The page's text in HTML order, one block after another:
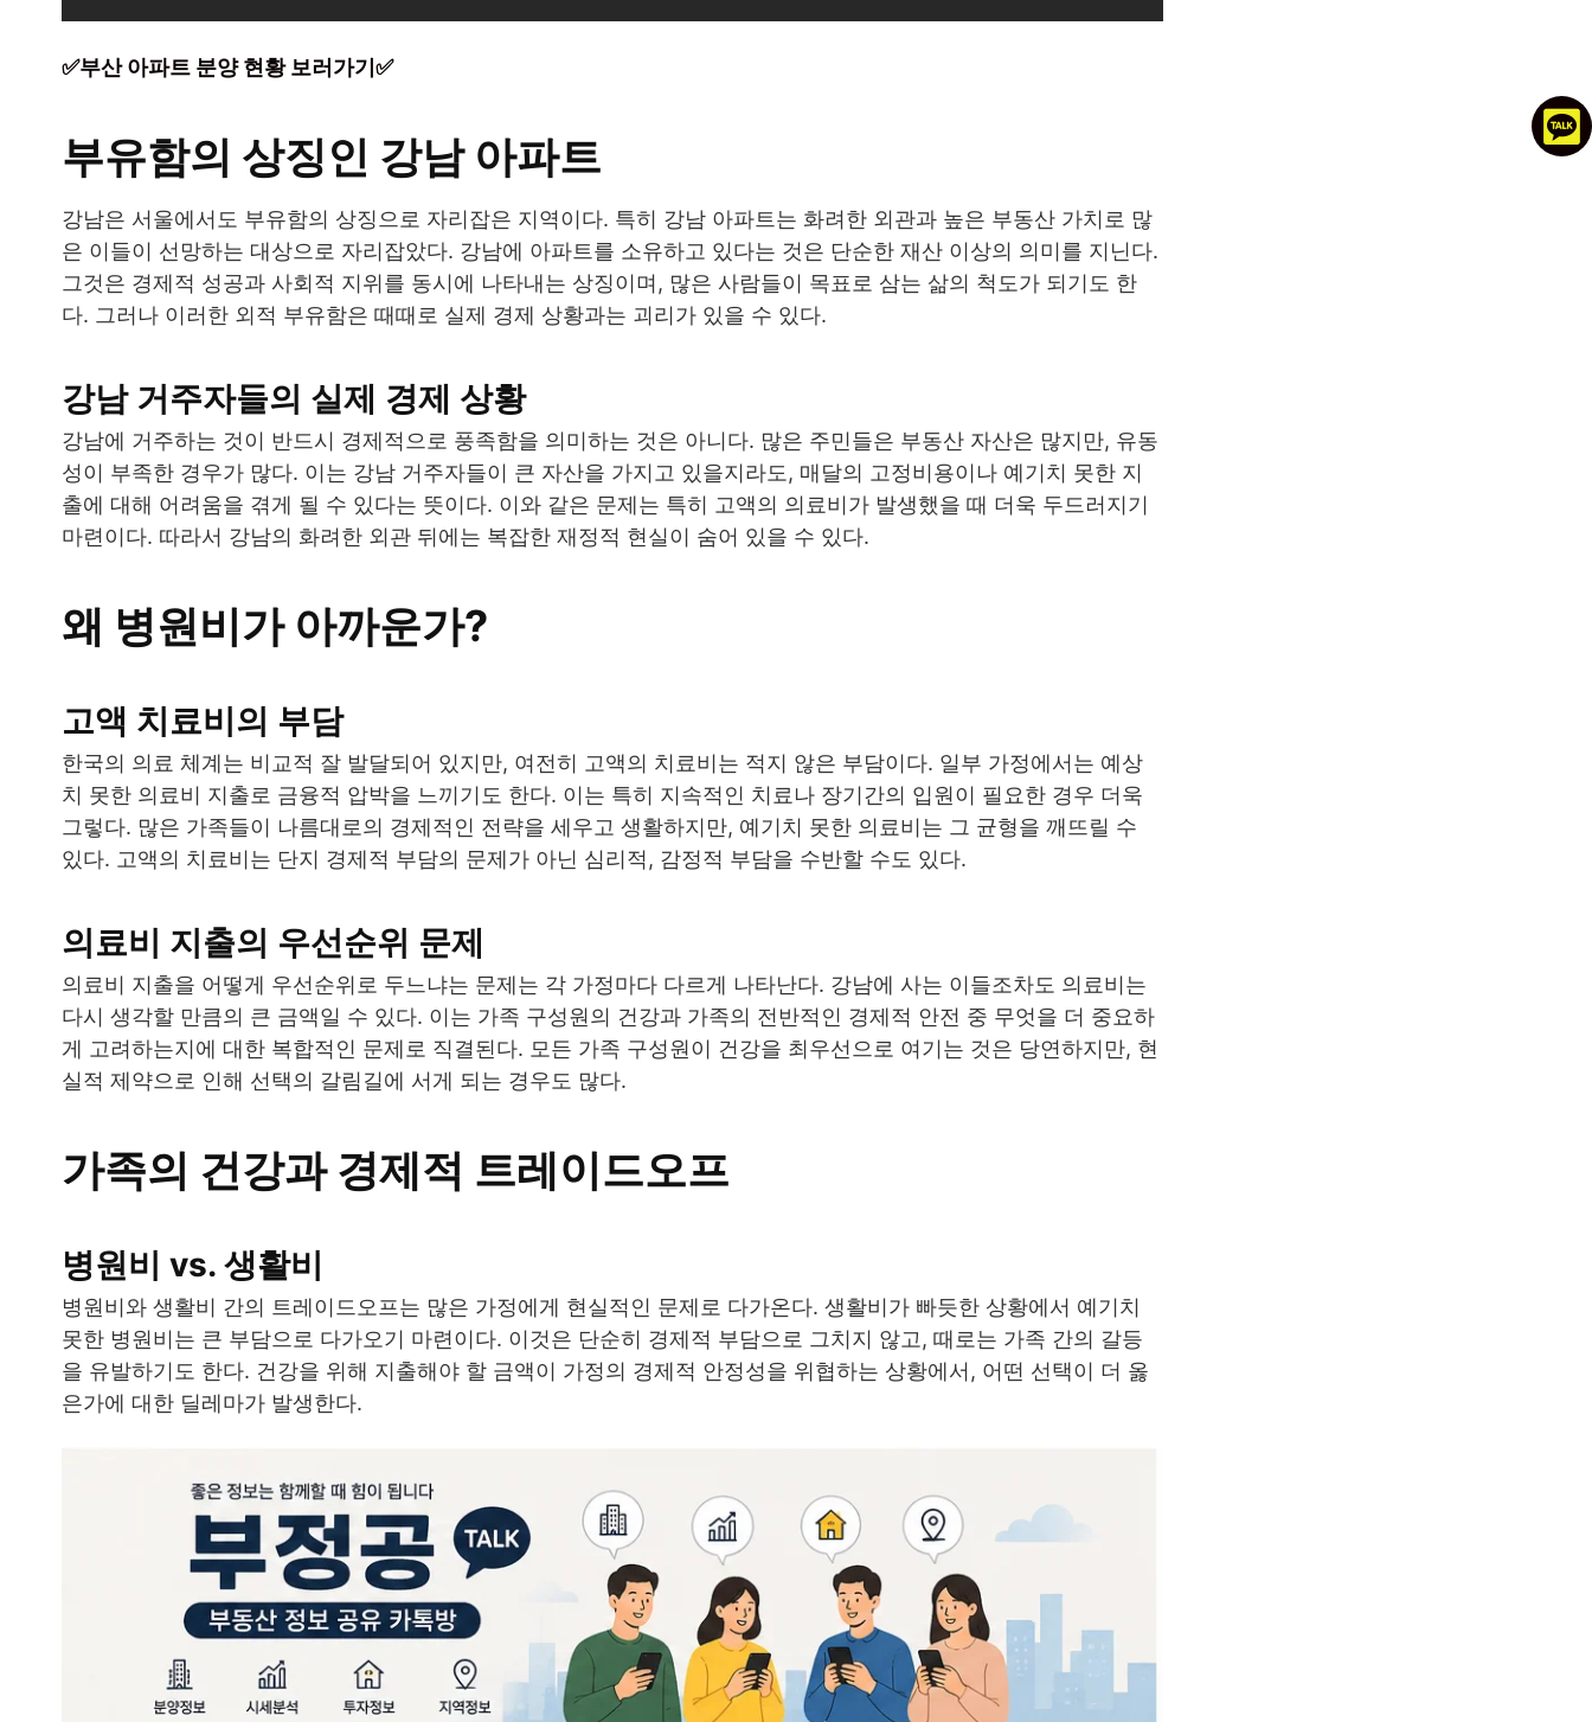
✅부산 아파트 분양 현황 보러가기✅
부유함의 상징인 강남 아파트
강남은 서울에서도 부유함의 상징으로 자리잡은 지역이다. 특히 강남 아파트는 화려한 외관과 높은 부동산 가치로 많
은 이들이 선망하는 대상으로 자리잡았다. 강남에 아파트를 소유하고 있다는 것은 단순한 재산 이상의 의미를 지닌다.
그것은 경제적 성공과 사회적 지위를 동시에 나타내는 상징이며, 많은 사람들이 목표로 삼는 삶의 척도가 되기도 한
다. 그러나 이러한 외적 부유함은 때때로 실제 경제 상황과는 괴리가 있을 수 있다.
강남 거주자들의 실제 경제 상황
강남에 거주하는 것이 반드시 경제적으로 풍족함을 의미하는 것은 아니다. 많은 주민들은 부동산 자산은 많지만, 유동
성이 부족한 경우가 많다. 이는 강남 거주자들이 큰 자산을 가지고 있을지라도, 매달의 고정비용이나 예기치 못한 지
출에 대해 어려움을 겪게 될 수 있다는 뜻이다. 이와 같은 문제는 특히 고액의 의료비가 발생했을 때 더욱 두드러지기
마련이다. 따라서 강남의 화려한 외관 뒤에는 복잡한 재정적 현실이 숨어 있을 수 있다.
왜 병원비가 아까운가?
고액 치료비의 부담
한국의 의료 체계는 비교적 잘 발달되어 있지만, 여전히 고액의 치료비는 적지 않은 부담이다. 일부 가정에서는 예상
치 못한 의료비 지출로 금융적 압박을 느끼기도 한다. 이는 특히 지속적인 치료나 장기간의 입원이 필요한 경우 더욱
그렇다. 많은 가족들이 나름대로의 경제적인 전략을 세우고 생활하지만, 예기치 못한 의료비는 그 균형을 깨뜨릴 수
있다. 고액의 치료비는 단지 경제적 부담의 문제가 아닌 심리적, 감정적 부담을 수반할 수도 있다.
의료비 지출의 우선순위 문제
의료비 지출을 어떻게 우선순위로 두느냐는 문제는 각 가정마다 다르게 나타난다. 강남에 사는 이들조차도 의료비는
다시 생각할 만큼의 큰 금액일 수 있다. 이는 가족 구성원의 건강과 가족의 전반적인 경제적 안전 중 무엇을 더 중요하
게 고려하는지에 대한 복합적인 문제로 직결된다. 모든 가족 구성원이 건강을 최우선으로 여기는 것은 당연하지만, 현
실적 제약으로 인해 선택의 갈림길에 서게 되는 경우도 많다.
가족의 건강과 경제적 트레이드오프
병원비 vs. 생활비
병원비와 생활비 간의 트레이드오프는 많은 가정에게 현실적인 문제로 다가온다. 생활비가 빠듯한 상황에서 예기치
못한 병원비는 큰 부담으로 다가오기 마련이다. 이것은 단순히 경제적 부담으로 그치지 않고, 때로는 가족 간의 갈등
을 유발하기도 한다. 건강을 위해 지출해야 할 금액이 가정의 경제적 안정성을 위협하는 상황에서, 어떤 선택이 더 옳
은가에 대한 딜레마가 발생한다.